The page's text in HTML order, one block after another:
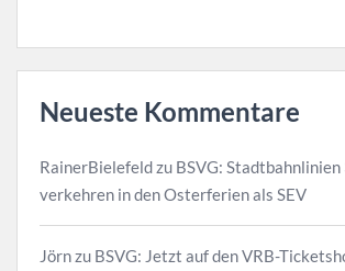
Neueste Kommentare
RainerBielefeldzu BSVG: Stadtbahnlinien
verkehren in den Osterferien als SEV
Jörnzu BSVG: Jetzt auf den VRB-